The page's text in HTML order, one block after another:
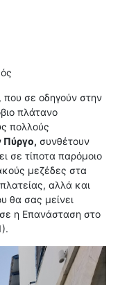
σε οδηγούν στην
πλάτανο
πολλούς
Πύργο, συνθέτουν
σε τίποτα παρόμοιο
μεζέδες στα
αλλά και
θα σας μείνει
η Επανάσταση στο